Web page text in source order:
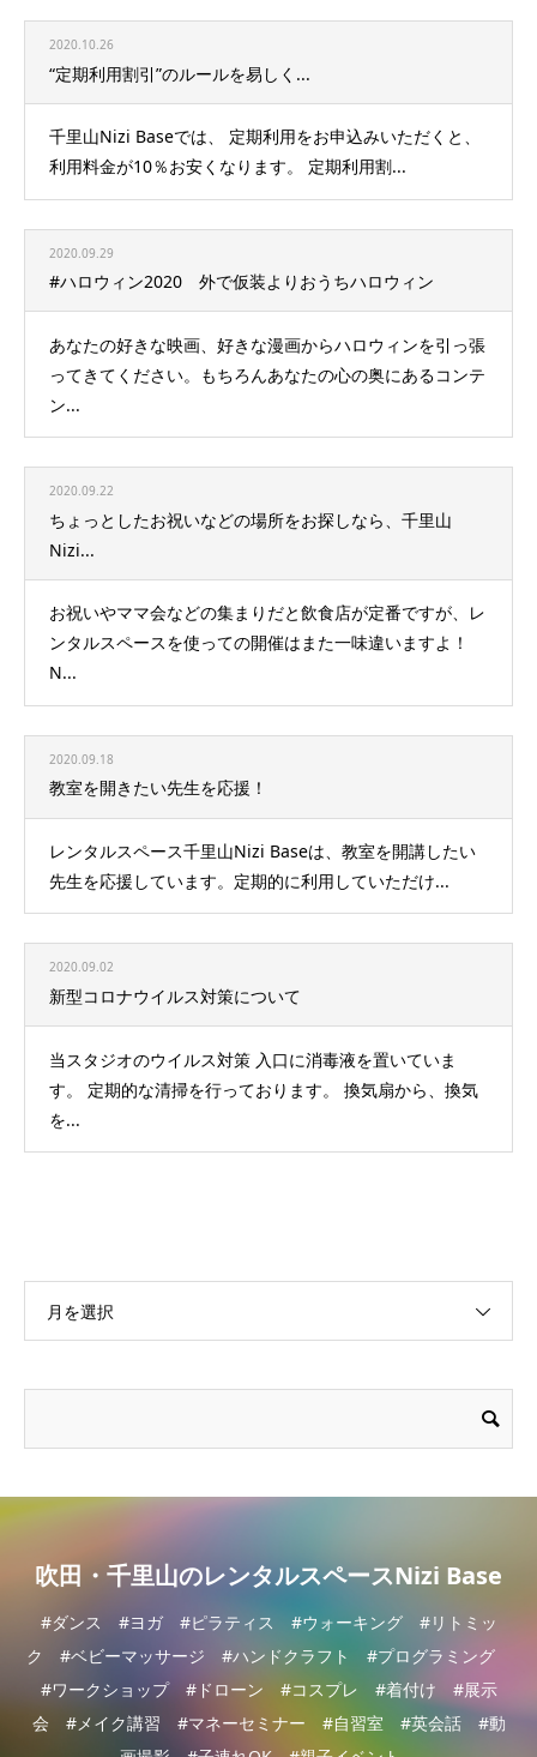
2020.10.26
“定期利用割引”のルールを易しく...
千里山Nizi Baseでは、 定期利用をお申込みいただくと、
利用料金が10％お安くなります。 定期利用割...
2020.09.29
#ハロウィン2020 外で仮装よりおうちハロウィン
あなたの好きな映画、好きな漫画からハロウィンを引っ張
ってきてください。もちろんあなたの心の奥にあるコンテ
ン...
2020.09.22
ちょっとしたお祝いなどの場所をお探しなら、千里山
Nizi...
お祝いやママ会などの集まりだと飲食店が定番ですが、レ
ンタルスペースを使っての開催はまた一味違いますよ！
N...
2020.09.18
教室を開きたい先生を応援！
レンタルスペース千里山Nizi Baseは、教室を開講したい
先生を応援しています。定期的に利用していただけ...
2020.09.02
新型コロナウイルス対策について
当スタジオのウイルス対策 入口に消毒液を置いていま
す。 定期的な清掃を行っております。 換気扇から、換気
を...
月を選択
吹田・千里山のレンタルスペースNizi Base
#ダンス #ヨガ #ピラティス #ウォーキング #リトミッ
ク #ベビーマッサージ #ハンドクラフト #プログラミング
#ワークショップ #ドローン #コスプレ #着付け #展示
会 #メイク講習 #マネーセミナー #自習室 #英会話 #動